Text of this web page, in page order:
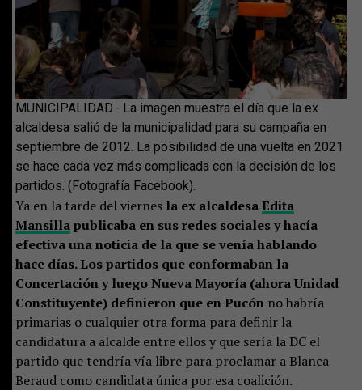
MUNICIPALIDAD.- La imagen muestra el día que la ex
alcaldesa salió de la municipalidad para su campaña en
septiembre de 2012. La posibilidad de una vuelta en 2021
se hace cada vez más complicada con la decisión de los
partidos. (Fotografía Facebook).
Ya en la tarde del viernes la ex alcaldesa Edita
Mansillapublicaba en sus redes sociales y hacía
efectiva una noticia de la que se venía hablando
hace días. Los partidos que conformaban la
Concertación y luego Nueva Mayoría (ahora Unidad
Constituyente) definieron que en Pucónno habría
primarias o cualquier otra forma para definir la
candidatura a alcalde entre ellos y que sería la DC el
partido que tendría vía libre para proclamar a Blanca
Beraud como candidata única por esa coalición.